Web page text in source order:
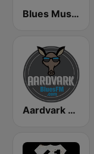
Blues Music Fan Radio
Aardvark Blues FM